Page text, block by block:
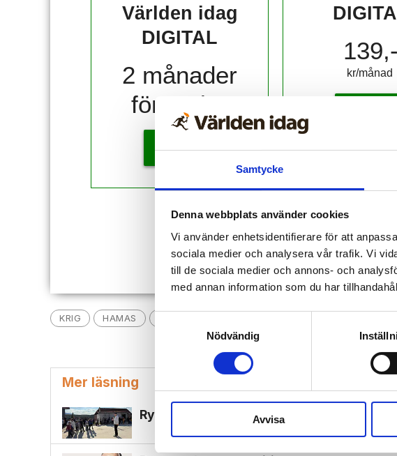
Samtycke
Denna webbplats använder cookies
Vi använder enhetsidentifierare för att
sociala medier och analysera vår trafik. Vi
till de sociala medier och annons- och
med annan information som du har
Nödvändig
Avvisa
Världen idag
DIGITAL
2 månader
för 10 kr!
KÖP
139,-
kr/månad ​​​​​​
Redan
Mina
KRIG HAMAS
Mer läsning
Ryktet om Jesus spreds i byn